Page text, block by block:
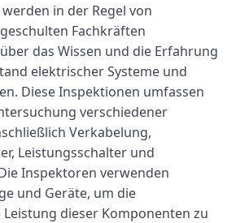
in der Regel von
Fachkräften
das Wissen und die Erfahrung
elektrischer Systeme und
Diese Inspektionen umfassen
verschiedener
Verkabelung,
Leistungsschalter und
Inspektoren verwenden
und Geräte, um die
dieser Komponenten zu